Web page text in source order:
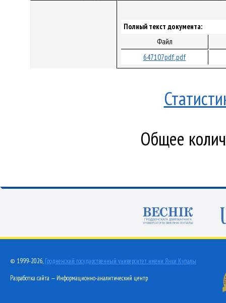
Полный текст документа:
Файл
647107pdf.pdf
Общее
© 1999-2026, Гродненский государственный университет имени Янки Купалы
Разработка сайта — Информационно-аналитический центр